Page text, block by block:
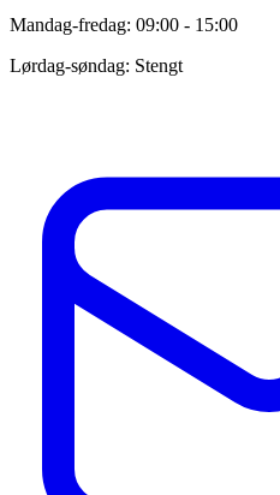
Mandag-fredag: 09:00 - 15:00
Lørdag-søndag: Stengt